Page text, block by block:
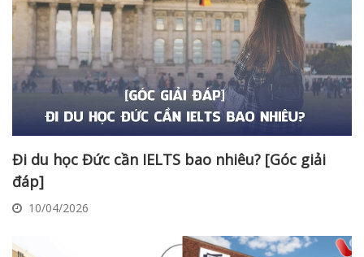
Đi du học Đức cần IELTS bao nhiêu? [Góc giải
đáp]
10/04/2026